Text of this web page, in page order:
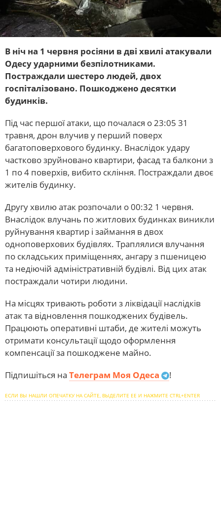
В ніч на 1 червня росіяни в дві хвилі атакували
Одесу ударними безпілотниками.
Постраждали шестеро людей, двох
госпіталізовано. Пошкоджено десятки
будинків.
Під час першої атаки, що почалася о 23:05 31
травня, дрон влучив у перший поверх
багатоповерхового будинку. Внаслідок удару
частково зруйновано квартири, фасад та балкони з
1 по 4 поверхів, вибито скління. Постраждали двоє
жителів будинку.
Другу хвилю атак розпочали о 00:32 1 червня.
Внаслідок влучань по житлових будинках виникли
руйнування квартир і займання в двох
одноповерхових будівлях. Траплялися влучання
по складських приміщеннях, ангару з пшеницею
та недіючій адміністративній будівлі. Від цих атак
постраждали чотири людини.
На місцях тривають роботи з ліквідації наслідків
атак та відновлення пошкоджених будівель.
Працюють оперативні штаби, де жителі можуть
отримати консультації щодо оформлення
компенсації за пошкоджене майно.
Підпишіться на Телеграм Моя Одеса !
ЕСЛИ ВЫ НАШЛИ ОПЕЧАТКУ НА САЙТЕ, ВЫДЕЛИТЕ ЕЕ И НАЖМИТЕ CTRL+ENTER